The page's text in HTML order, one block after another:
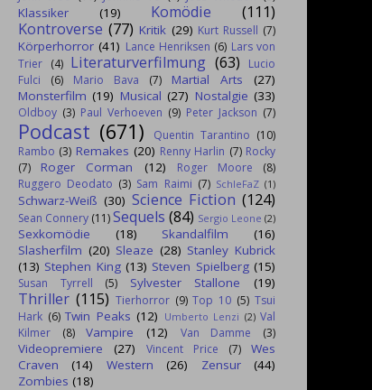
Klassiker (19) Komödie
(111)
Kontroverse (77) Kritik (29) Kurt Russell (7)
Körperhorror (41) Lance Henriksen (6) Lars von
Trier (4) Literaturverfilmung (63)
Lucio
Fulci
(6) Mario Bava (7) Martial Arts
(27)
Monsterfilm (19) Musical (27) Nostalgie (33)
Oldboy (3) Paul Verhoeven (9) Peter Jackson (7)
Podcast (671) Quentin Tarantino (10)
Rambo (3) Remakes (20) Renny Harlin (7) Rocky
(7)
Roger Corman (12) Roger Moore
(8)
Ruggero Deodato (3) Sam Raimi (7) SchleFaZ (1)
Schwarz-Weiß (30) Science Fiction (124)
Sean Connery (11)Sequels (84) Sergio Leone (2)
Sexkomödie (18) Skandalfilm
(16)
Slasherfilm (20) Sleaze (28) Stanley Kubrick
(13) Stephen King (13) Steven Spielberg (15)
Susan Tyrrell (5) Sylvester Stallone (19)
Thriller (115) Tierhorror (9) Top 10 (5) Tsui
Hark (6) Twin Peaks (12) Umberto Lenzi (2) Val
Kilmer
(8) Vampire (12) Van Damme (3)
Videopremiere (27) Vincent Price (7)
Wes
Craven
(14) Western (26) Zensur
(44)
Zombies (18)